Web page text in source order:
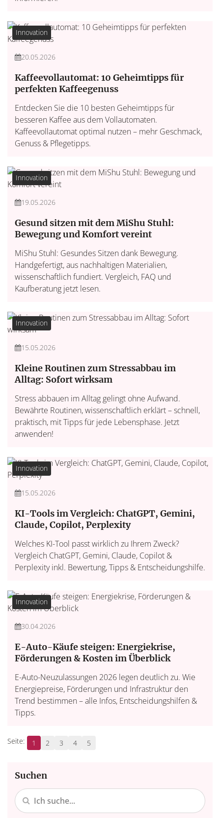
Innovation
20.05.2026
Kaffeevollautomat: 10 Geheimtipps für
perfekten Kaffeegenuss
Entdecken Sie die 10 besten Geheimtipps für
besseren Kaffee aus dem Vollautomaten.
Kaffeevollautomat optimal nutzen – mehr Geschmack,
Genuss & Pflegetipps.
Innovation
19.05.2026
Gesund sitzen mit dem MiShu Stuhl:
Bewegung und Komfort vereint
MiShu Stuhl: Gesundes Sitzen dank Bewegung.
Handgefertigt, aus nachhaltigen Materialien,
wissenschaftlich fundiert. Vergleich, FAQ und
Kaufberatung jetzt lesen.
Innovation
15.05.2026
Kleine Routinen zum Stressabbau im
Alltag: Sofort wirksam
Stress abbauen im Alltag gelingt ohne Aufwand.
Bewährte Routinen, wissenschaftlich erklärt – schnell,
praktisch, mit Tipps für jede Lebensphase. Jetzt
anwenden!
Innovation
15.05.2026
KI-Tools im Vergleich: ChatGPT, Gemini,
Claude, Copilot, Perplexity
Welches KI-Tool passt wirklich zu Ihrem Zweck?
Vergleich ChatGPT, Gemini, Claude, Copilot &
Perplexity inkl. Bewertung, Tipps & Entscheidungshilfe.
Innovation
30.04.2026
E-Auto-Käufe steigen: Energiekrise,
Förderungen & Kosten im Überblick
E-Auto-Neuzulassungen 2026 legen deutlich zu. Wie
Energiepreise, Förderungen und Infrastruktur den
Trend bestimmen – alle Infos, Entscheidungshilfen &
Tipps.
1 2 3 4 5
Suchen